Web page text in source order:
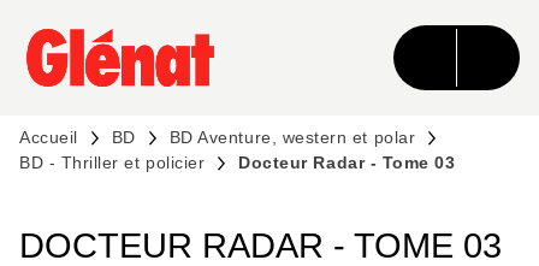
MENU RECHERCHE CONTENU
PIED DE PAGE
Accueil BD
BD Aventure, western et polar
BD - Thriller et policier
Docteur Radar - Tome 03
DOCTEUR RADAR - TOME 03